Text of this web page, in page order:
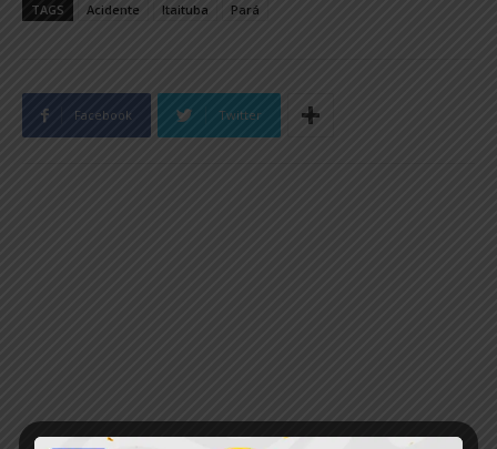
TAGS Acidente Itaituba Pará
Facebook Twitter